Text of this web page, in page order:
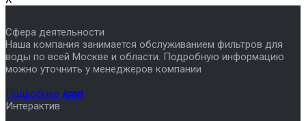
Сфера деятельности
Наша компания занимается обслуживанием фильтров для
воды по всей Москве и области. Подробную информацию
можно уточнить у менеджеров компании
Подробнее icon
Интерактив